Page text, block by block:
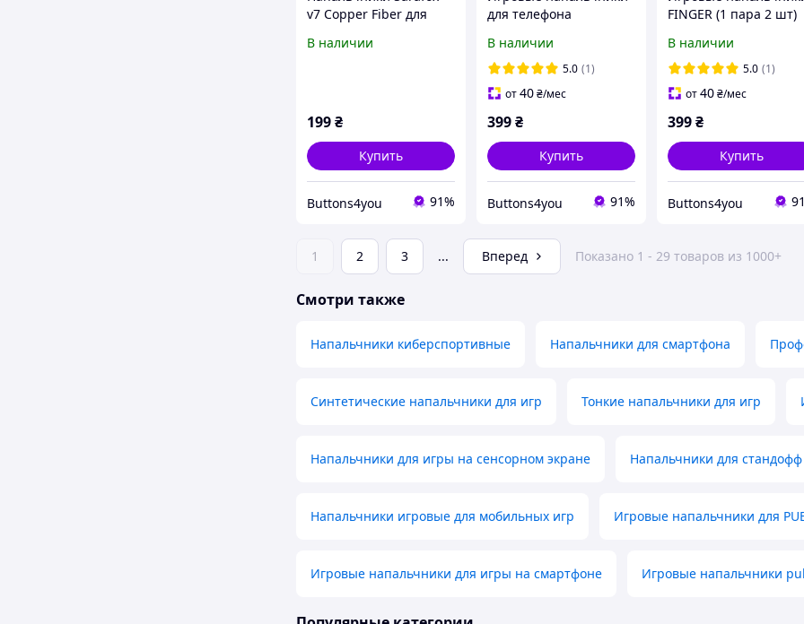
v7 Copper Fiber для
на телефоне
В наличии
199₴
Купить
Buttons4you 91%
для телефона
игр pubg пабг пубг call
of duty delta force
mobile
В наличии
5.0 (1)
от40₴/мес
399₴
Купить
Buttons4you 91%
FINGER (1 пара 2 шт)
смартфоне планшете
pubg пабг пубг
2
В наличии
5.0 (1)
от40₴/мес
399₴
Купить
Buttons4you
1 2 3 ... Вперед Показано 1 - 29 товаров из 1000+
Смотри также
Напальчники киберспортивные Напальчники для смартфона
Синтетические напальчники для игр Тонкие напальчники для игр
Напальчники для игры на сенсорном экране Напальчники для стандофф
Напальчники игровые для мобильных игр Игровые напальчники для
Игровые напальчники для игры на смартфоне Игровые напальчники